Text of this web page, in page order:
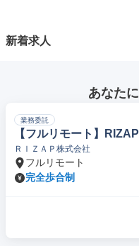
新着求人
あなた
業務委託
【フルリモート】
ＲＩＺＡＰ株式会社
フルリモート
完全歩合制